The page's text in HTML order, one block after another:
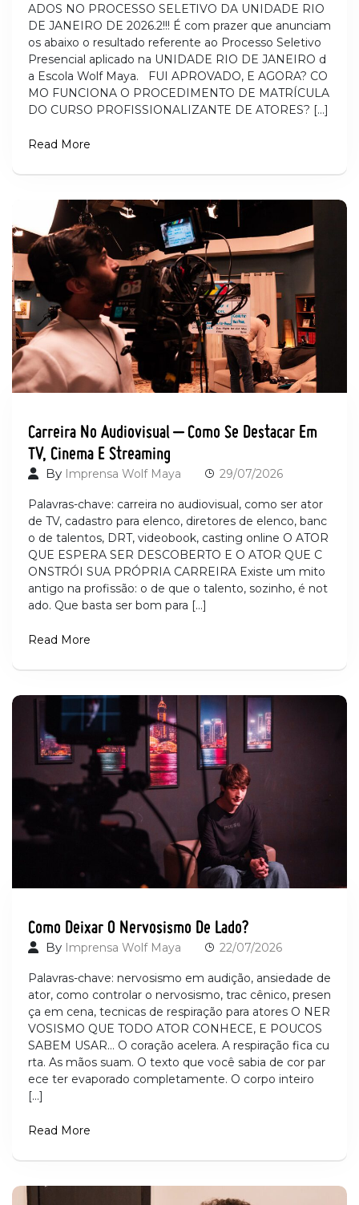
ADOS NO PROCESSO SELETIVO DA UNIDADE RIO
DE JANEIRO DE 2026.2!!! É com prazer que anunciam
os abaixo o resultado referente ao Processo Seletivo
Presencial aplicado na UNIDADE RIO DE JANEIRO d
a Escola Wolf Maya. FUI APROVADO, E AGORA? CO
MO FUNCIONA O PROCEDIMENTO DE MATRÍCULA
DO CURSO PROFISSIONALIZANTE DE ATORES? […]
Read More
Carreira No Audiovisual – Como Se Destacar Em
TV, Cinema E Streaming
By Imprensa Wolf Maya 29/07/2026
Palavras-chave: carreira no audiovisual, como ser ator
de TV, cadastro para elenco, diretores de elenco, banc
o de talentos, DRT, videobook, casting online O ATOR
QUE ESPERA SER DESCOBERTO E O ATOR QUE C
ONSTRÓI SUA PRÓPRIA CARREIRA Existe um mito
antigo na profissão: o de que o talento, sozinho, é not
ado. Que basta ser bom para […]
Read More
Como Deixar O Nervosismo De Lado?
By Imprensa Wolf Maya 22/07/2026
Palavras-chave: nervosismo em audição, ansiedade de
ator, como controlar o nervosismo, trac cênico, presen
ça em cena, tecnicas de respiração para atores O NER
VOSISMO QUE TODO ATOR CONHECE, E POUCOS
SABEM USAR… O coração acelera. A respiração fica cu
rta. As mãos suam. O texto que você sabia de cor par
ece ter evaporado completamente. O corpo inteiro
[…]
Read More